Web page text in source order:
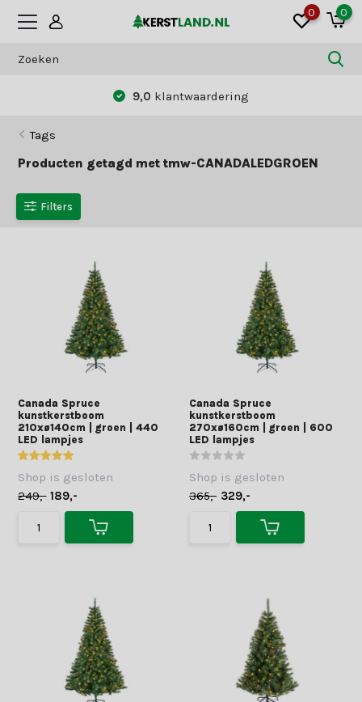
0 0
9,0 klantwaardering
Tags
Producten getagd met tmw-CANADALEDGROEN
Filters
Canada Spruce
kunstkerstboom
210xø140cm | groen | 440
LED lampjes
Shop is gesloten
249,- 189,-
Canada Spruce
kunstkerstboom
270xø160cm | groen | 600
LED lampjes
Shop is gesloten
365,- 329,-